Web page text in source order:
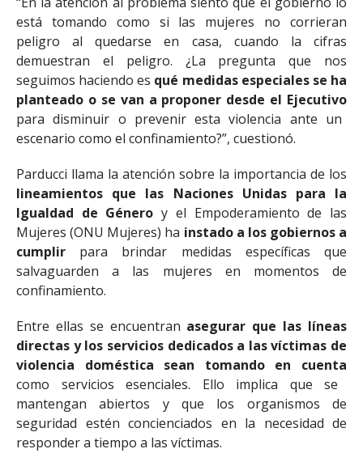
“En la atención al problema siento que el gobierno lo
está tomando como si las mujeres no corrieran
peligro al quedarse en casa, cuando la cifras
demuestran el peligro. ¿La pregunta que nos
seguimos haciendo es qué medidas especiales se ha
planteado o se van a proponer desde el Ejecutivo
para disminuir o prevenir esta violencia ante un
escenario como el confinamiento?”, cuestionó.
Parducci llama la atención sobre la importancia de los
lineamientos que las Naciones Unidas para la
Igualdad de Género y el Empoderamiento de las
Mujeres (ONU Mujeres) ha instado a los gobiernos a
cumplir
para brindar medidas específicas que
salvaguarden a las mujeres en momentos de
confinamiento.
Entre ellas se encuentran asegurar que las líneas
directas y los servicios dedicados a las víctimas de
violencia doméstica sean tomando en cuenta
como servicios esenciales. Ello implica que se
mantengan abiertos y que los organismos de
seguridad estén concienciados en la necesidad de
responder a tiempo a las víctimas.